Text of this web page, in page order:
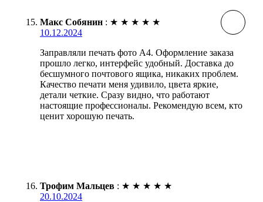
Макс Собянин : ★ ★ ★ ★ ★
10.12.2024
Заправляли печать фото А4. Оформление заказа
прошло легко, интерфейс удобный. Доставка до
бесшумного почтового ящика, никаких проблем.
Качество печати меня удивило, цвета яркие,
детали четкие. Сразу видно, что работают
настоящие профессионалы. Рекомендую всем, кто
ценит хорошую печать.
Трофим Мальцев : ★ ★ ★ ★ ★
20.10.2024